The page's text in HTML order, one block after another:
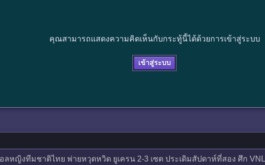
คุณสามารถแสดงความคิดเห็นกับกระทู้นี้ได้ด้วยการเข้าสู่ระบบ
เข้าสู่ระบบ
ลหญิงทีมชาติไทย พ่ายหวุดหวิด ยูเครน 2-3 เซต ประเดิมสัปดาห์ที่สอง ศึก